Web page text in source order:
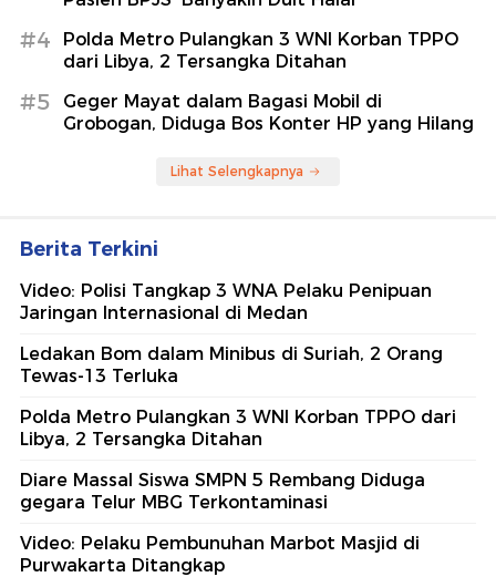
#4
Polda Metro Pulangkan 3 WNI Korban TPPO
dari Libya, 2 Tersangka Ditahan
#5
Geger Mayat dalam Bagasi Mobil di
Grobogan, Diduga Bos Konter HP yang Hilang
Lihat Selengkapnya
Berita Terkini
Video: Polisi Tangkap 3 WNA Pelaku Penipuan
Jaringan Internasional di Medan
Ledakan Bom dalam Minibus di Suriah, 2 Orang
Tewas-13 Terluka
Polda Metro Pulangkan 3 WNI Korban TPPO dari
Libya, 2 Tersangka Ditahan
Diare Massal Siswa SMPN 5 Rembang Diduga
gegara Telur MBG Terkontaminasi
Video: Pelaku Pembunuhan Marbot Masjid di
Purwakarta Ditangkap